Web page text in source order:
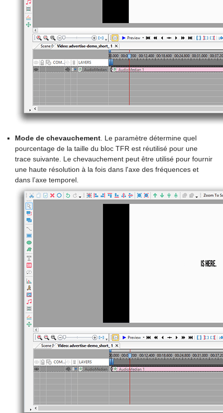
Mode de chevauchement . Le paramètre détermine quel
pourcentage de la taille du bloc TFR est réutilisé pour une
trace suivante. Le chevauchement peut être utilisé pour fournir
une haute résolution à la fois dans l'axe des fréquences et
dans l’axe temporel.